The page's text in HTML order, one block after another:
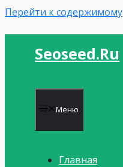
Перейти к содержимому
Seoseed.ru
Меню
Главная